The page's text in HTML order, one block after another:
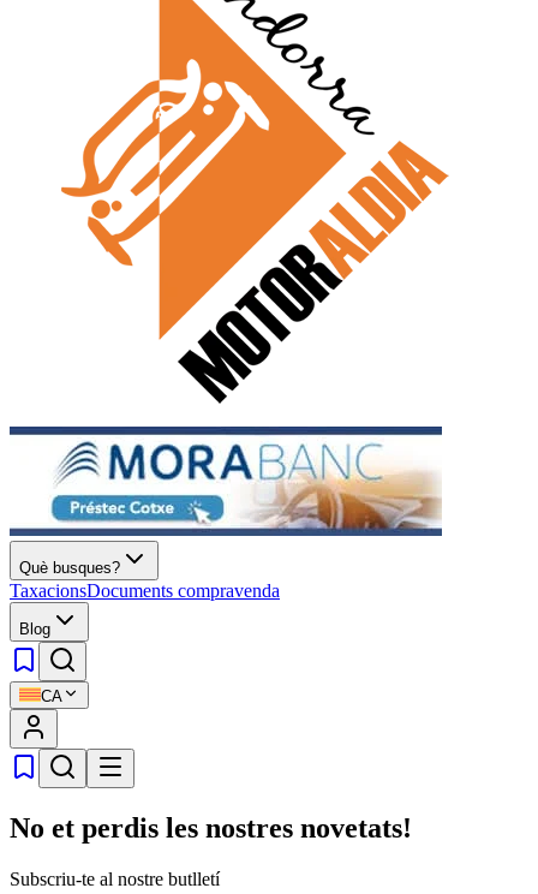
Què busques?
TaxacionsDocuments compravenda
Blog
CA
No et perdis les nostres novetats!
Subscriu-te al nostre butlletí